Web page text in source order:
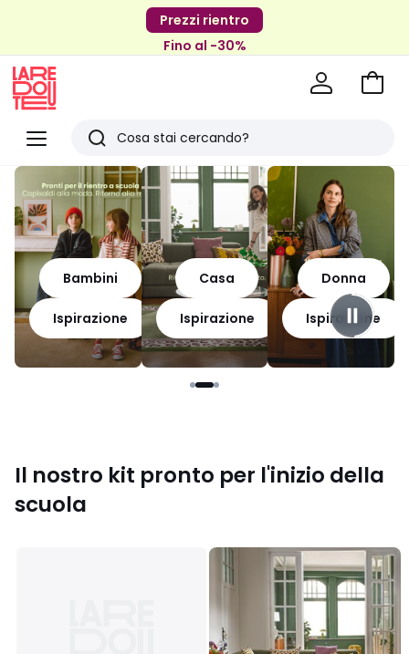
Prezzi rientro
Fino al -30%
Menu
Redoute
Ricerca
Ultimi
articoli
visti
Vai
Bambini
Ispirazione
Casa
Ispirazione
Donna
Ispirazione
Il nostro kit pronto per l'inizio della
scuola